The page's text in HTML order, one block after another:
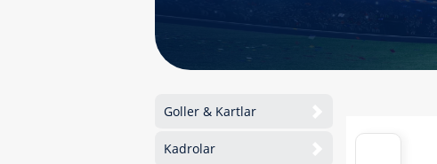
Goller & Kartlar
Kadrolar